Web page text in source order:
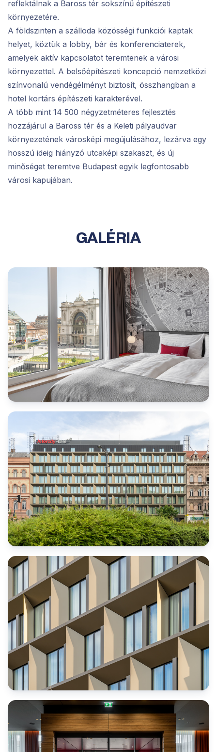
reflektálnak a Baross tér sokszínű építészeti
környezetére.
A földszinten a szálloda közösségi funkciói kaptak
helyet, köztük a lobby, bár és konferenciaterek,
amelyek aktív kapcsolatot teremtenek a városi
környezettel. A belsőépítészeti koncepció nemzetközi
színvonalú vendégélményt biztosít, összhangban a
hotel kortárs építészeti karakterével.
A több mint 14 500 négyzetméteres fejlesztés
hozzájárul a Baross tér és a Keleti pályaudvar
környezetének városképi megújulásához, lezárva egy
hosszú ideig hiányzó utcaképi szakaszt, és új
minőséget teremtve Budapest egyik legfontosabb
városi kapujában.
GALÉRIA